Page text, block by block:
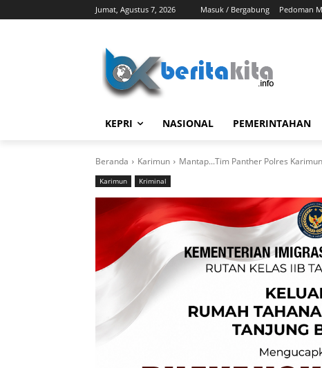
Jumat, Agustus 7, 2026 Masuk / Bergabung Pedoman
KEPRI NASIONAL PEMERINTAHAN
Beranda Karimun Mantap...Tim Panther Polres
Karimun Kriminal